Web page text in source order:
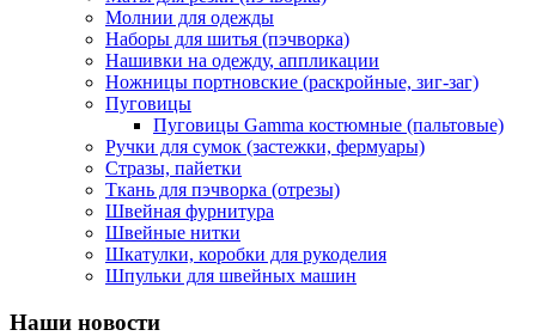
Молнии для одежды
Наборы для шитья (пэчворка)
Нашивки на одежду, аппликации
Ножницы портновские (раскройные, зиг-заг)
Пуговицы
Пуговицы Gamma костюмные (пальтовые)
Ручки для сумок (застежки, фермуары)
Стразы, пайетки
Ткань для пэчворка (отрезы)
Швейная фурнитура
Швейные нитки
Шкатулки, коробки для рукоделия
Шпульки для швейных машин
Наши новости